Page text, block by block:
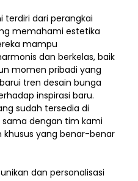
terdiri dari perangkai
memahami estetika
mampu
dan berkelas, baik
momen pribadi yang
tren desain bunga
inspirasi baru.
sudah tersedia di
dengan tim kami
yang benar-benar
dan personalisasi